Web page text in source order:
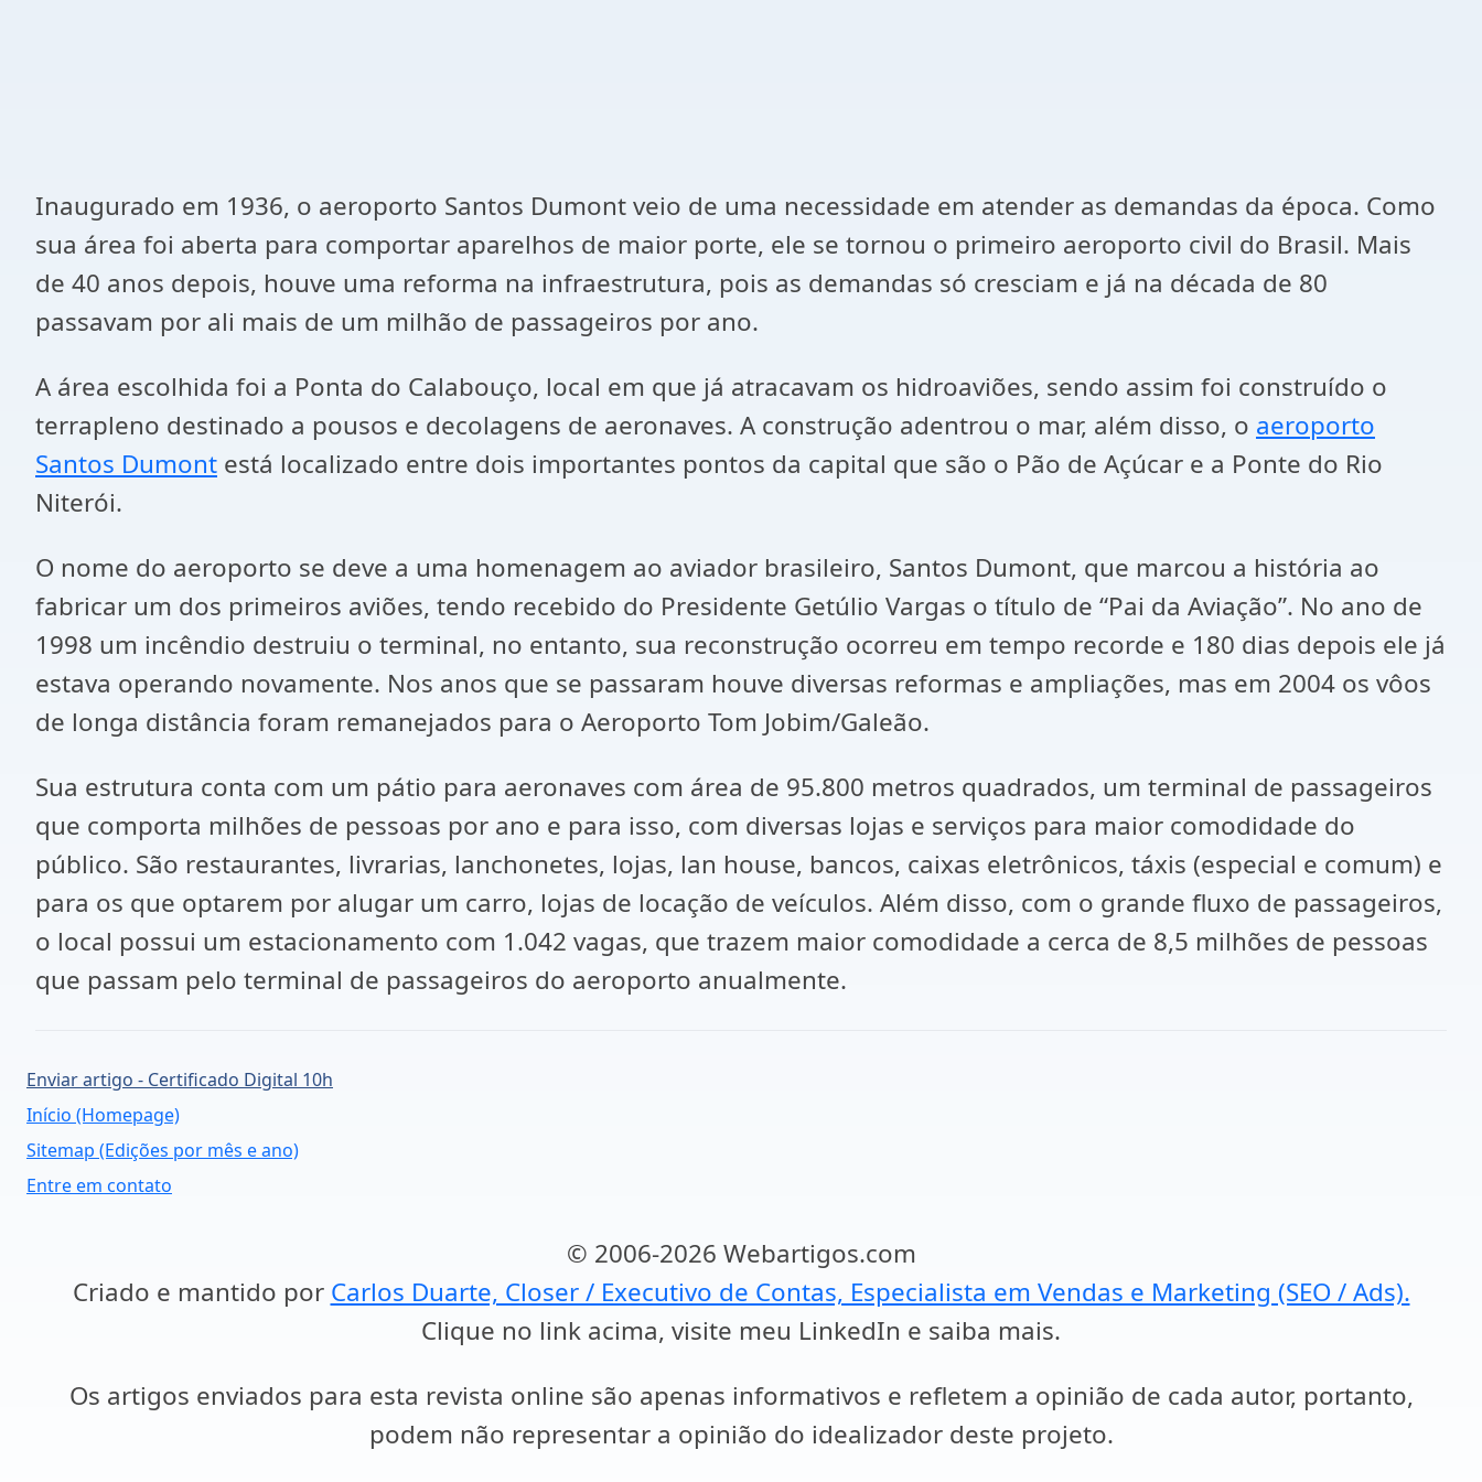
Inaugurado em 1936, o aeroporto Santos Dumont veio de uma necessidade em atender as demandas da época. Como
sua área foi aberta para comportar aparelhos de maior porte, ele se tornou o primeiro aeroporto civil do Brasil. Mais
de 40 anos depois, houve uma reforma na infraestrutura, pois as demandas só cresciam e já na década de 80
passavam por ali mais de um milhão de passageiros por ano.
A área escolhida foi a Ponta do Calabouço, local em que já atracavam os hidroaviões, sendo assim foi construído o
terrapleno destinado a pousos e decolagens de aeronaves. A construção adentrou o mar, além disso, o aeroporto
Santos Dumont está localizado entre dois importantes pontos da capital que são o Pão de Açúcar e a Ponte do Rio
Niterói.
O nome do aeroporto se deve a uma homenagem ao aviador brasileiro, Santos Dumont, que marcou a história ao
fabricar um dos primeiros aviões, tendo recebido do Presidente Getúlio Vargas o título de “Pai da Aviação”. No ano de
1998 um incêndio destruiu o terminal, no entanto, sua reconstrução ocorreu em tempo recorde e 180 dias depois ele já
estava operando novamente. Nos anos que se passaram houve diversas reformas e ampliações, mas em 2004 os vôos
de longa distância foram remanejados para o Aeroporto Tom Jobim/Galeão.
Sua estrutura conta com um pátio para aeronaves com área de 95.800 metros quadrados, um terminal de passageiros
que comporta milhões de pessoas por ano e para isso, com diversas lojas e serviços para maior comodidade do
público. São restaurantes, livrarias, lanchonetes, lojas, lan house, bancos, caixas eletrônicos, táxis (especial e comum) e
para os que optarem por alugar um carro, lojas de locação de veículos. Além disso, com o grande fluxo de passageiros,
o local possui um estacionamento com 1.042 vagas, que trazem maior comodidade a cerca de 8,5 milhões de pessoas
que passam pelo terminal de passageiros do aeroporto anualmente.
Enviar artigo - Certificado Digital 10h
Início (Homepage)
Sitemap (Edições por mês e ano)
Entre em contato
© 2006-2026 Webartigos.com
Criado e mantido por Carlos Duarte, Closer / Executivo de Contas, Especialista em Vendas e Marketing (SEO / Ads).
Clique no link acima, visite meu LinkedIn e saiba mais.
Os artigos enviados para esta revista online são apenas informativos e refletem a opinião de cada autor, portanto,
podem não representar a opinião do idealizador deste projeto.